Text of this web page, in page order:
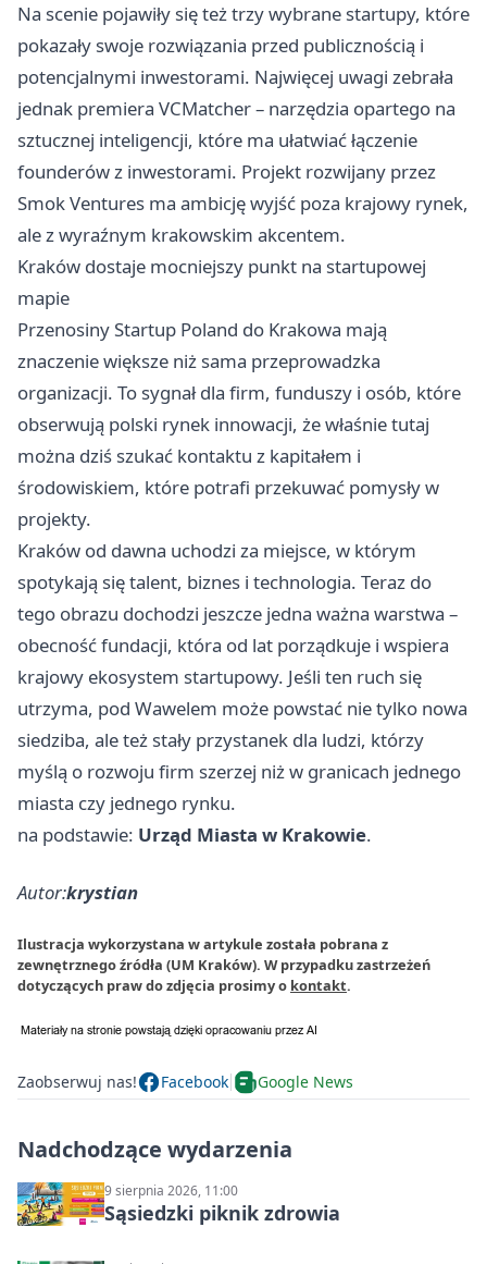
Na scenie pojawiły się też trzy wybrane startupy, które
pokazały swoje rozwiązania przed publicznością i
potencjalnymi inwestorami. Najwięcej uwagi zebrała
jednak premiera VCMatcher – narzędzia opartego na
sztucznej inteligencji, które ma ułatwiać łączenie
founderów z inwestorami. Projekt rozwijany przez
Smok Ventures ma ambicję wyjść poza krajowy rynek,
ale z wyraźnym krakowskim akcentem.
Kraków dostaje mocniejszy punkt na startupowej
mapie
Przenosiny Startup Poland do Krakowa mają
znaczenie większe niż sama przeprowadzka
organizacji. To sygnał dla firm, funduszy i osób, które
obserwują polski rynek innowacji, że właśnie tutaj
można dziś szukać kontaktu z kapitałem i
środowiskiem, które potrafi przekuwać pomysły w
projekty.
Kraków od dawna uchodzi za miejsce, w którym
spotykają się talent, biznes i technologia. Teraz do
tego obrazu dochodzi jeszcze jedna ważna warstwa –
obecność fundacji, która od lat porządkuje i wspiera
krajowy ekosystem startupowy. Jeśli ten ruch się
utrzyma, pod Wawelem może powstać nie tylko nowa
siedziba, ale też stały przystanek dla ludzi, którzy
myślą o rozwoju firm szerzej niż w granicach jednego
miasta czy jednego rynku.
na podstawie: Urząd Miasta w Krakowie.
Autor:krystian
Ilustracja wykorzystana w artykule została pobrana z
zewnętrznego źródła (UM Kraków). W przypadku zastrzeżeń
dotyczących praw do zdjęcia prosimy o kontakt.
Zaobserwuj nas! Facebook Google News
Nadchodzące wydarzenia
9 sierpnia 2026, 11:00
Sąsiedzki piknik zdrowia